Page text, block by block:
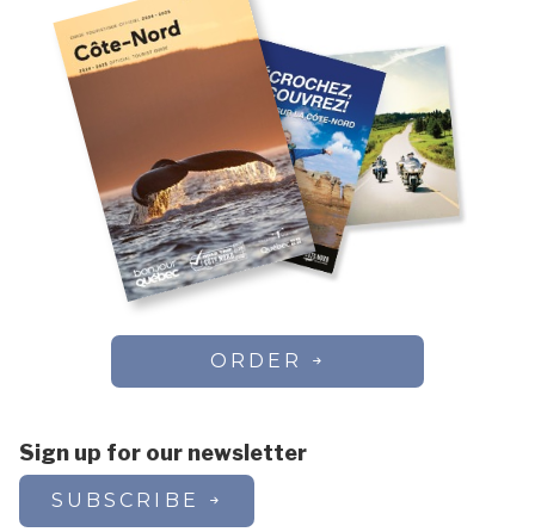
ORDER
Sign up for our newsletter
SUBSCRIBE